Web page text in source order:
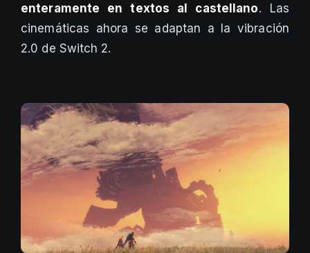
enteramente en textos al castellano. Las
cinemáticas ahora se adaptan a la vibración
2.0 de Switch 2.